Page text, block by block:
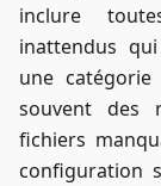
inclure
inattendus
une
souvent des
fichiers
configuration